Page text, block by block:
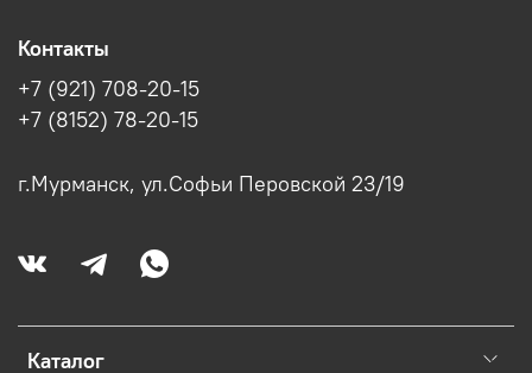
Каталог
Контакты
+7 (921) 708-20-15
+7 (8152) 78-20-15
г.Мурманск, ул.Софьи Перовской 23/19